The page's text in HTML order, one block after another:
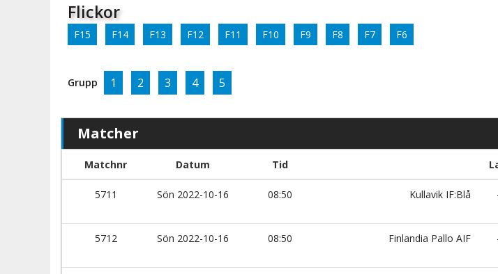
Flickor
F15 F14 F13 F12 F11 F10 F9 F8 F7 F6
Grupp 1 2 3 4 5
Matcher
Matchnr Datum Tid
5711 Sön 2022-10-16 08:50 Kullavik IF:Blå
5712 Sön 2022-10-16 08:50 Finlandia Pallo AIF